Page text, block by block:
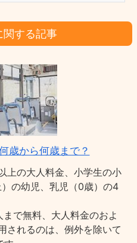
関する記事
歳から何歳まで？
上の大人料金、小学生の小
の幼児、乳児（0歳）の4
で無料、大人料金のおよ
されるのは、例外を除いて